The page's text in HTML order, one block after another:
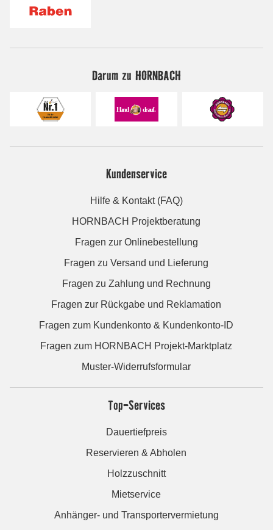
Darum zu HORNBACH
Kundenservice
Hilfe & Kontakt (FAQ)
HORNBACH Projektberatung
Fragen zur Onlinebestellung
Fragen zu Versand und Lieferung
Fragen zu Zahlung und Rechnung
Fragen zur Rückgabe und Reklamation
Fragen zum Kundenkonto & Kundenkonto-ID
Fragen zum HORNBACH Projekt-Marktplatz
Muster-Widerrufsformular
Top-Services
Dauertiefpreis
Reservieren & Abholen
Holzzuschnitt
Mietservice
Anhänger- und Transportervermietung